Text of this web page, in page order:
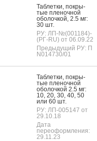
Таб­летки, пок­ры­
тые пле­ноч­ной
обо­лоч­кой, 2.5 мг:
30 шт.
РУ: ЛП-№(001184)-
(РГ-RU) от 06.09.22
Предыдущий РУ: П
N014730/01
Таб­летки, пок­ры­
тые пле­ноч­ной
обо­лоч­кой 2.5 мг:
10, 20, 30, 40, 50
или 60 шт.
РУ: ЛП-005147 от
29.10.18
Дата
переоформления:
29.11.23